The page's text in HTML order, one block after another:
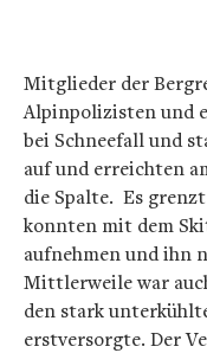
Mitglieder der
Alpinpolizisten und
bei Schneefall und
auf und erreichten
die Spalte. Es
konnten mit dem
aufnehmen und ihn
Mittlerweile war
den stark
erstversorgte. Der